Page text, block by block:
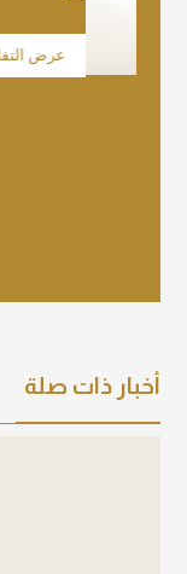
عرض التفاصيل
أخبار ذات صلة